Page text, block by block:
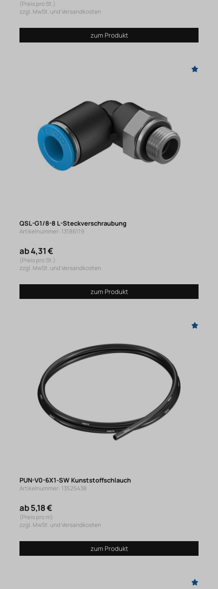
(Preis pro St.)
zzgl. MwSt. und Versandkosten
zum Produkt
QSL-G1/8-8 L-Steckverschraubung
Artikelnummer: 13186119
ab 4,31 €
(Preis pro St.)
zzgl. MwSt. und Versandkosten
zum Produkt
PUN-V0-6X1-SW Kunststoffschlauch
Artikelnummer: 13525438
ab 5,18 €
(Preis pro m)
zzgl. MwSt. und Versandkosten
zum Produkt